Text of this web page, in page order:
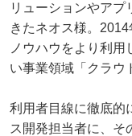
リューションやアプ
きたネオス様。
ノウハウをより利用
い事業領域「クラウ
利用者目線に徹底的
ス開発担当者に、そ